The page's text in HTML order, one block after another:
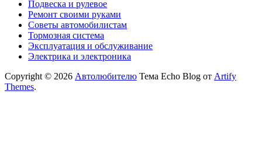
Подвеска и рулевое
Ремонт своими руками
Советы автомобилистам
Тормозная система
Эксплуатация и обслуживание
Электрика и электроника
Copyright © 2026 Автолюбителю Тема Echo Blog от Artify
Themes.